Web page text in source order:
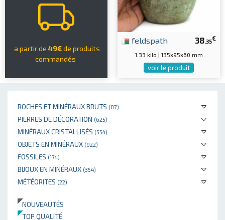
ROCHES ET MINÉRAUX BRUTS (87)
PIERRES DE DÉCORATION (625)
MINÉRAUX CRISTALLISÉS (554)
OBJETS EN MINÉRAUX (922)
FOSSILES (174)
BIJOUX EN MINÉRAUX (354)
MÉTÉORITES (22)
NOUVEAUTÉS
TOP QUALITÉ
a partir de 49€de produits
commandés
38.35€
feldspath
1.33 kilo | 135x95x60 mm
voir le produit